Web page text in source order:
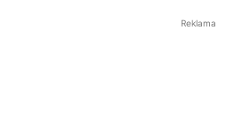
Reklama